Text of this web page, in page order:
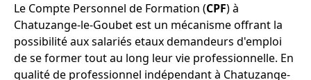
Le Compte Personnel de Formation (CPF) à
Chatuzange-le-Goubet est un mécanisme offrant la
possibilité aux salariés etaux demandeurs d'emploi
de se former tout au long leur vie professionnelle. En
qualité de professionnel indépendant à Chatuzange-